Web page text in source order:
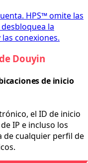
HPS™ omite las
la
conexiones.
Douyin
de inicio
el ID de inicio
IP e incluso los
de cualquier perfil de